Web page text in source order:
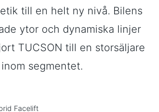
till en helt ny nivå. Bilens
ytor och dynamiska linjer
TUCSON till en storsäljare
inom segmentet.